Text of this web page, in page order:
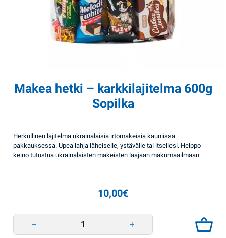
Makea hetki – karkkilajitelma 600g
Sopilka
Herkullinen lajitelma ukrainalaisia irtomakeisia kauniissa
pakkauksessa. Upea lahja läheiselle, ystävälle tai itsellesi. Helppo
keino tutustua ukrainalaisten makeisten laajaan makumaailmaan.
10,00€